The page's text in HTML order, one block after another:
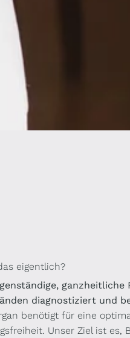
eigentlich?
ganzheitliche
diagnostiziert und
benötigt für eine
Unser Ziel ist es,